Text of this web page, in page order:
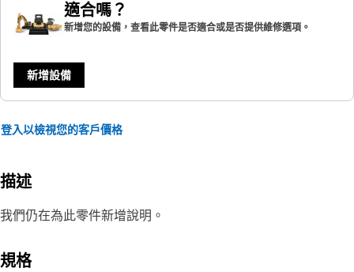
適合嗎？
新增您的設備，查看此零件是否適合或是否提供維修選項。
新增設備
登入以檢視您的客戶價格
描述
我們仍在為此零件新增說明。
規格